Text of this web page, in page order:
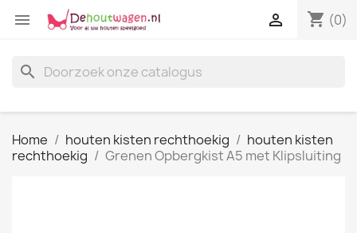
 shopping_cart (0)

search
Home houten kisten rechthoekig
houten kisten
rechthoekig
Grenen Opbergkist A5 met Klipsluiting